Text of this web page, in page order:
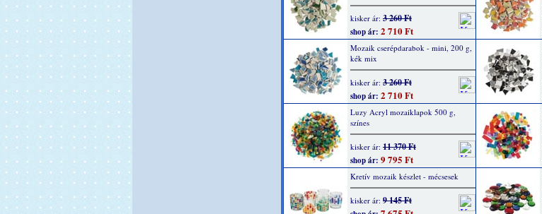
kisker ár: 3 260 Ft
shop ár: 2 710 Ft
Mozaik cserépdarabok - mini, 200 g,
kék mix
kisker ár: 3 260 Ft
shop ár: 2 710 Ft
Luzy Acryl mozaiklapok 500 g,
színes
kisker ár: 11 370 Ft
shop ár: 9 795 Ft
Kretív mozaik készlet - mécsesek
kisker ár: 9 145 Ft